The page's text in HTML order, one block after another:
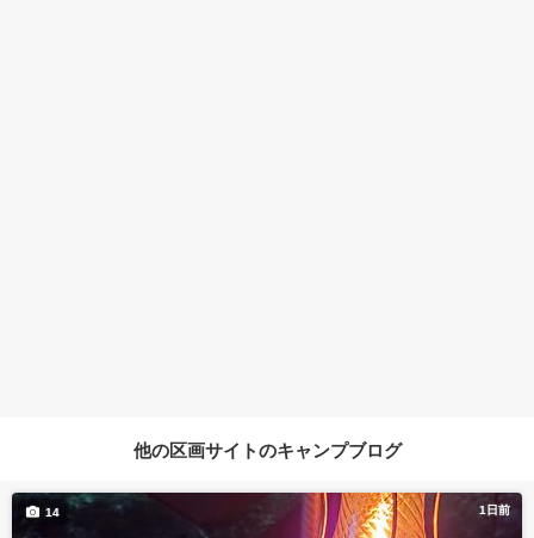
他の区画サイトのキャンプブログ
1日前
14